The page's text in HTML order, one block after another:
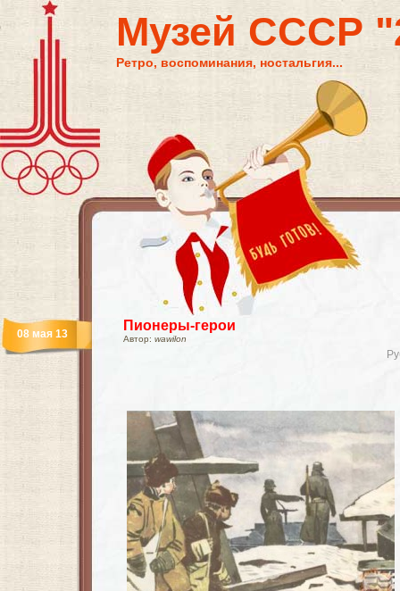
Музей СССР
Ретро, воспоминания, ностальгия...
Пионеры-герои
Автор: wawilon
08 мая 13